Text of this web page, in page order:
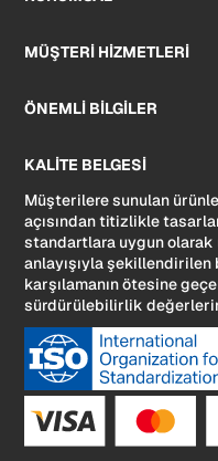
MÜŞTERİ HİZMETLERİ
ÖNEMLİ BİLGİLER
KALİTE BELGESİ
Müşterilere sunulan
açısından titizlikle
standartlara uygun
anlayışıyla şekillendirilen
karşılamanın ötesine
sürdürülebilirlik